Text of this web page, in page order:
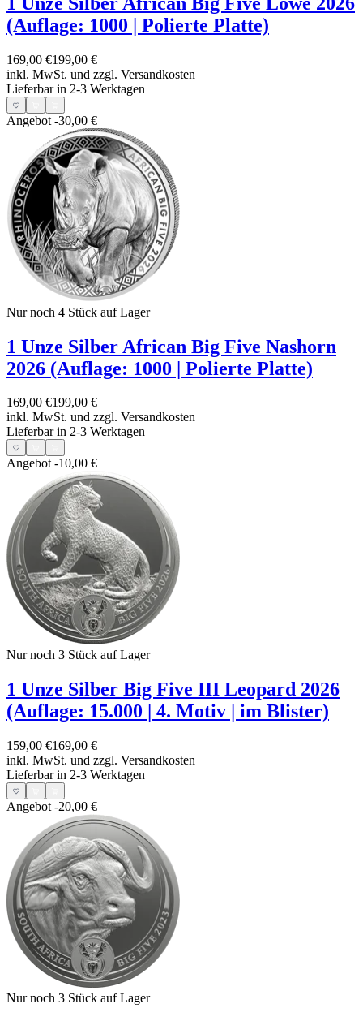
(Auflage: 1000 | Polierte Platte)
169,00 €199,00 €
inkl. MwSt. und zzgl. Versandkosten
Lieferbar in 2-3 Werktagen
Angebot -30,00 €
Nur noch 4 Stück auf Lager
1 Unze Silber African Big Five Nashorn
2026 (Auflage: 1000 | Polierte Platte)
169,00 €199,00 €
inkl. MwSt. und zzgl. Versandkosten
Lieferbar in 2-3 Werktagen
Angebot-10,00 €
Nur noch 3 Stück auf Lager
1 Unze Silber Big Five III Leopard 2026
(Auflage: 15.000 | 4. Motiv | im Blister)
159,00 €169,00 €
inkl. MwSt. und zzgl. Versandkosten
Lieferbar in 2-3 Werktagen
Angebot -20,00 €
Nur noch 3 Stück auf Lager